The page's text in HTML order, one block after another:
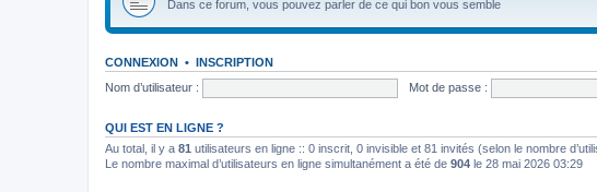
Dans ce forum, vous pouvez parler de ce qui bon vous semble
CONNEXION • INSCRIPTION
Nom d’utilisateur :
Mot de passe :
QUI EST EN LIGNE ?
Au total, il y a 81 utilisateurs en ligne :: 0 inscrit, 0 invisible et 81 invités (selon le nombre
Le nombre maximal d’utilisateurs en ligne simultanément a été de 904 le 28 mai 2026 03:29